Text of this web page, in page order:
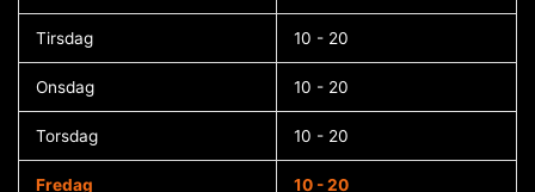
Tirsdag 10 - 20
Onsdag 10 - 20
Torsdag 10 - 20
Fredag 10 - 20